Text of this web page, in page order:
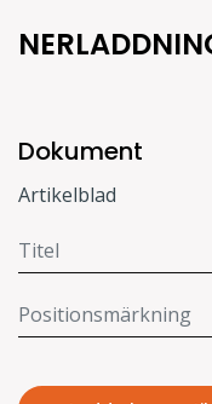
Dokument
Artikelblad